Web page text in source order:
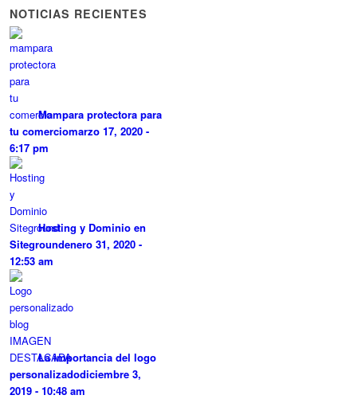
NOTICIAS RECIENTES
Mampara protectora para
tu comerciomarzo 17, 2020 -
6:17 pm
Hosting y Dominio en
Sitegroundenero 31, 2020 -
12:53 am
La importancia del logo
personalizadodiciembre 3,
2019 - 10:48 am